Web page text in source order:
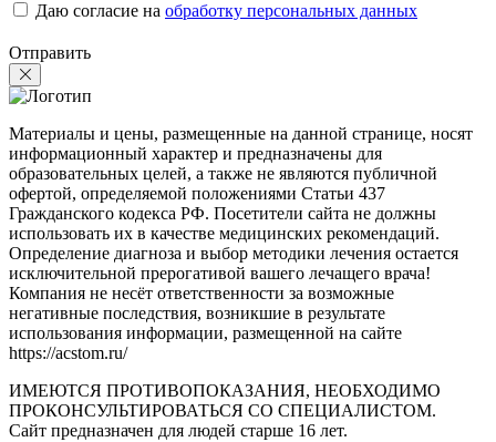
Даю согласие на обработку персональных данных
Отправить
Материалы и цены, размещенные на данной странице, носят
информационный характер и предназначены для
образовательных целей, а также не являются публичной
офертой, определяемой положениями Статьи 437
Гражданского кодекса РФ. Посетители сайта не должны
использовать их в качестве медицинских рекомендаций.
Определение диагноза и выбор методики лечения остается
исключительной прерогативой вашего лечащего врача!
Компания не несёт ответственности за возможные
негативные последствия, возникшие в результате
использования информации, размещенной на сайте
https://acstom.ru/
ИМЕЮТСЯ ПРОТИВОПОКАЗАНИЯ, НЕОБХОДИМО
ПРОКОНСУЛЬТИРОВАТЬСЯ СО СПЕЦИАЛИСТОМ.
Сайт предназначен для людей старше 16 лет.